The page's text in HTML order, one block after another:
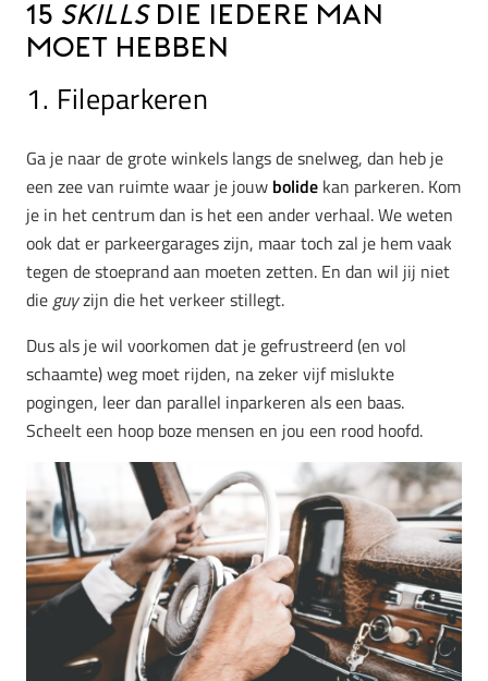
15 skillsdie iedere man
moet hebben
1. Fileparkeren
Ga je naar de grote winkels langs de snelweg, dan heb je
een zee van ruimte waar je jouw bolide kan parkeren. Kom
je in het centrum dan is het een ander verhaal. We weten
ook dat er parkeergarages zijn, maar toch zal je hem vaak
tegen de stoeprand aan moeten zetten. En dan wil jij niet
dieguyzijn die het verkeer stillegt.
Dus als je wil voorkomen dat je gefrustreerd (en vol
schaamte) weg moet rijden, na zeker vijf mislukte
pogingen, leer dan parallel inparkeren als een baas.
Scheelt een hoop boze mensen en jou een rood hoofd.